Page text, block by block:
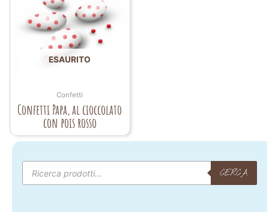
ESAURITO
Confetti
Confetti Papa, al cioccolato
con pois rosso
Products
search
CERCA